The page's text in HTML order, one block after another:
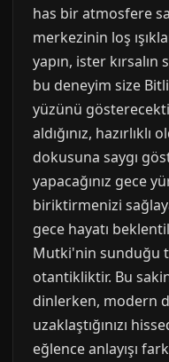
has bir atmosfere
merkezinin loş
yapın, ister kırsalın
bu deneyim size
yüzünü
aldığınız,
dokusuna saygı
yapacağınız gece
biriktirmenizi
gece hayatı
Mutki'nin sunduğu
otantikliktir. Bu
dinlerken, modern
uzaklaştığınızı
eğlence anlayışı